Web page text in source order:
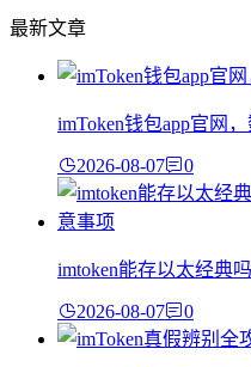
最新文章
imToken钱包app官网
2026-08-07 0
imtoken能存以太经典
2026-08-07 0